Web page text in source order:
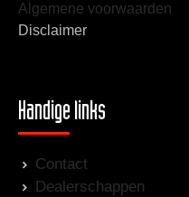
Algemene voorwaarden
Disclaimer
Handige links
Contact
Dealerschappen